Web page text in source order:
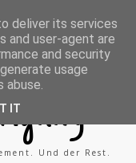
A
g
i
l
e
P
s
X
n
g
L
i
n
k
e
d
Und der Rest.
deliver its services
and user-agent are
and security
usage
abuse.
IT